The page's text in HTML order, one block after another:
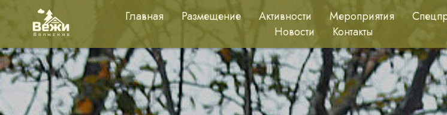
Главная Размещение Активности Мероприятия
Новости
Контакты